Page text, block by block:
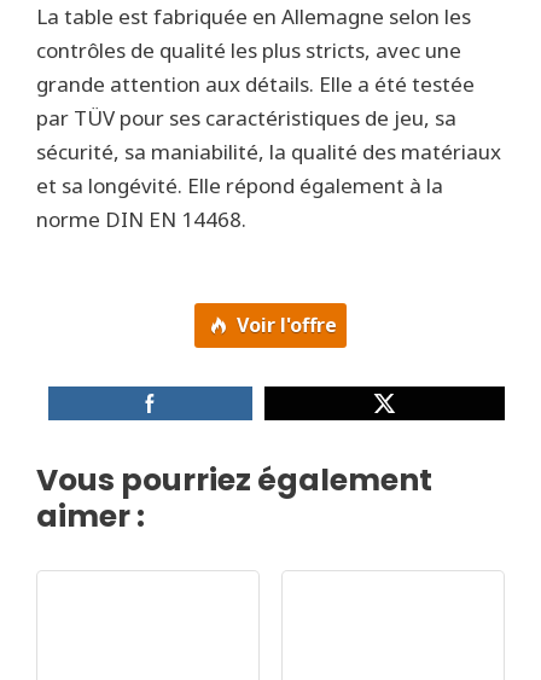
La table est fabriquée en Allemagne selon les
contrôles de qualité les plus stricts, avec une
grande attention aux détails. Elle a été testée
par TÜV pour ses caractéristiques de jeu, sa
sécurité, sa maniabilité, la qualité des matériaux
et sa longévité. Elle répond également à la
norme DIN EN 14468.
Voir l'offre
Vous pourriez également
aimer :